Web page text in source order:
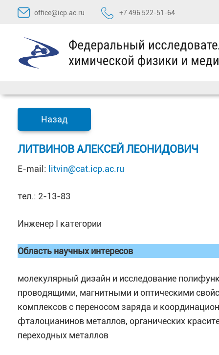
Перейти
содержимому
office@icp.ac.ru +7 496 522-51-64
Назад
ЛИТВИНОВ АЛЕКСЕЙ ЛЕОНИДОВИЧ
E-mail: litvin@cat.icp.ac.ru
тел.: 2-13-83
Инженер I категории
Область научных интересов
молекулярный дизайн и исследование
проводящими, магнитными и оптическими
комплексов с переносом заряда и
фталоцианинов металлов, органических
переходных металлов